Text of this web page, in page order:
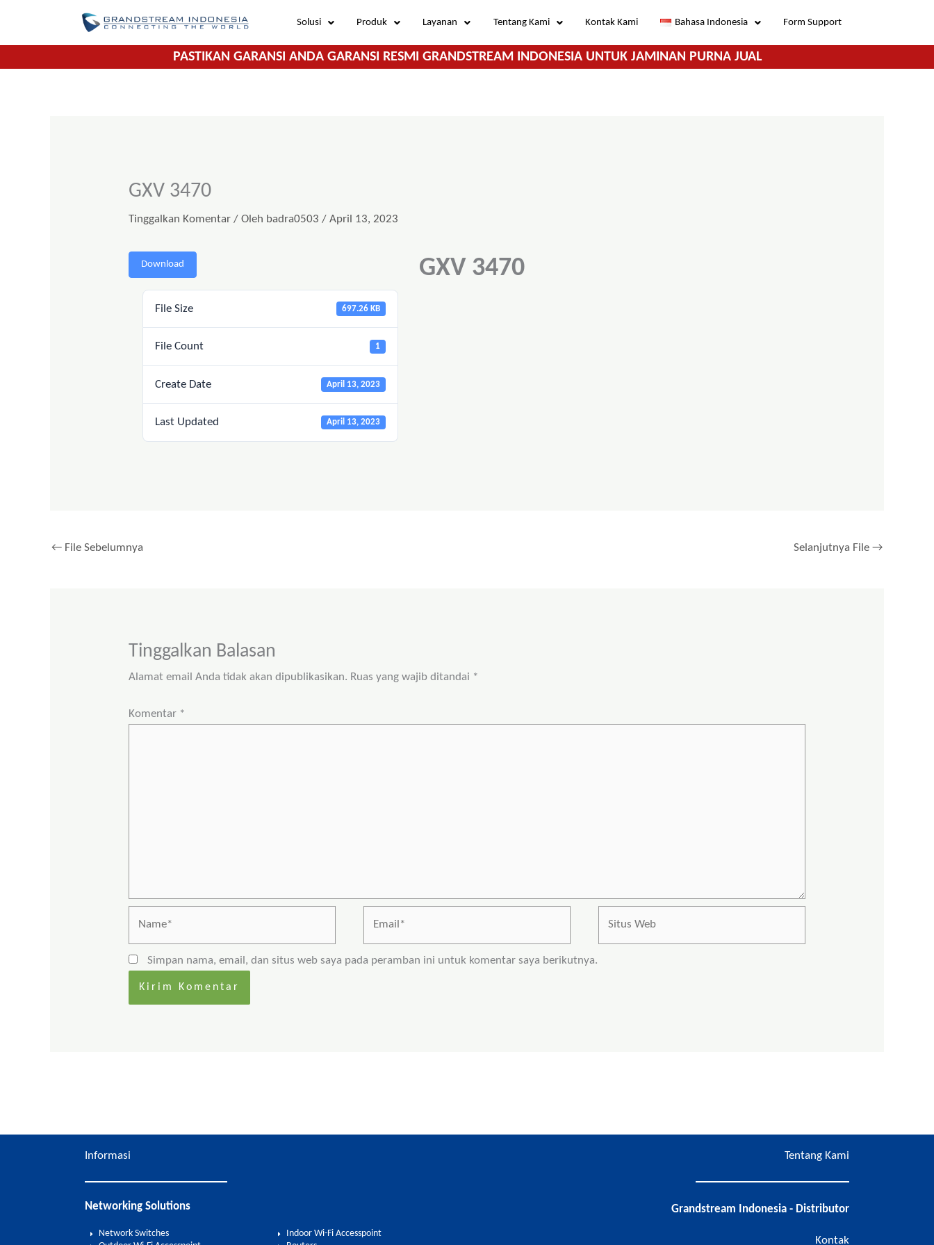
konten
Solusi Produk Layanan Tentang Kami Kontak Kami Bahasa Indonesia Form Support
PASTIKAN GARANSI ANDA GARANSI RESMI GRANDSTREAM INDONESIA UNTUK JAMINAN PURNA JUAL
GXV 3470
Tinggalkan Komentar / Oleh badra0503/April 13, 2023
Download
File Size 697.26 KB
File Count 1
Create Date April 13, 2023
Last Updated April 13, 2023
GXV 3470
← File Sebelumnya Selanjutnya File →
Tinggalkan Balasan
Alamat email Anda tidak akan dipublikasikan. Ruas yang wajib ditandai *
Komentar *
Simpan nama, email, dan situs web saya pada peramban ini untuk komentar saya berikutnya.
Informasi
Networking Solutions
Network Switches
Indoor Wi-Fi Accesspoint
Tentang Kami
Grandstream Indonesia - Distributor
Kontak